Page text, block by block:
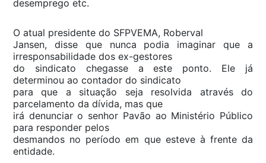
desemprego etc.
O atual presidente do SFPVEMA, Roberval
Jansen, disse que nunca podia imaginar que a
irresponsabilidade dos ex-gestores
do sindicato chegasse a este ponto. Ele já
determinou ao contador do sindicato
para que a situação seja resolvida através do
parcelamento da dívida, mas que
irá denunciar o senhor Pavão ao Ministério Público
para responder pelos
desmandos no período em que esteve à frente da
entidade.